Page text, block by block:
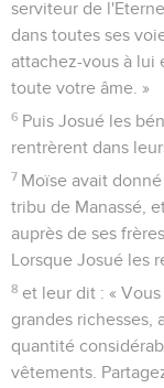
serviteur de
dans toutes ses
attachez-vous à
toute votre âme. »
6 Puis Josué les
rentrèrent dans
7 Moïse avait
tribu de Manassé,
auprès de ses
Lorsque Josué les
8 et leur dit : «
grandes richesses,
quantité
vêtements.